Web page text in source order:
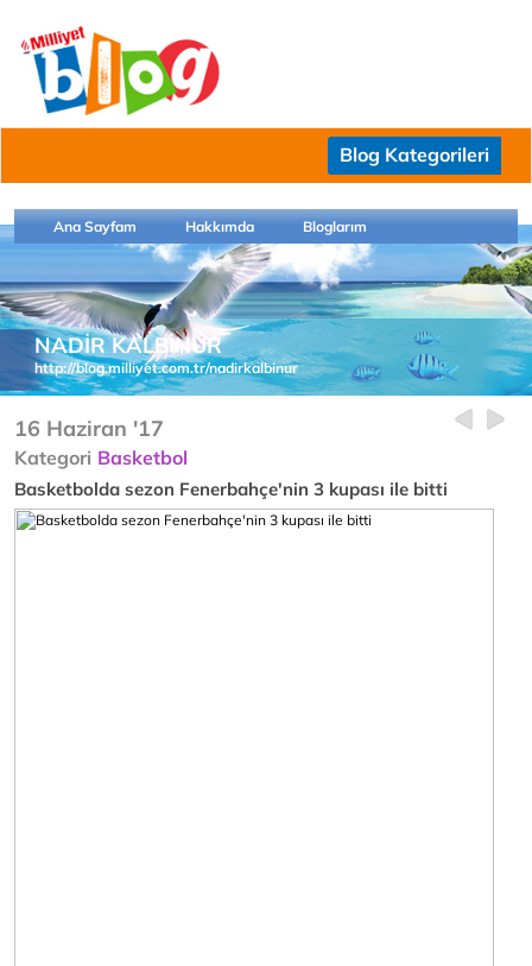
Blog Kategorileri
Ana Sayfam Hakkımda Bloglarım
NADİR KALBİNUR
http://blog.milliyet.com.tr/nadirkalbinur
16 Haziran '17
Kategori Basketbol
Basketbolda sezon Fenerbahçe'nin 3 kupası ile bitti